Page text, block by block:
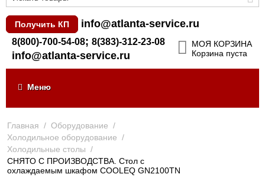
Получить КП info@atlanta-service.ru
8(800)-700-54-08; 8(383)-312-23-08
info@atlanta-service.ru
МОЯ КОРЗИНА
Корзина пуста
Меню
Главная / Оборудование /
Холодильное оборудование /
Холодильные столы /
СНЯТО С ПРОИЗВОДСТВА. Стол с
охлаждаемым шкафом COOLEQ GN2100TN